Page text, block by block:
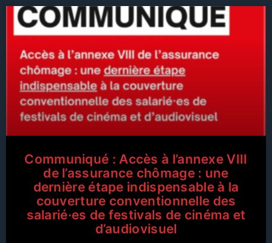
Communiqué : Accès à l’annexe VIII
de l’assurance chômage : une
dernière étape indispensable à la
couverture conventionnelle des
salarié·es de festivals de cinéma et
d’audiovisuel